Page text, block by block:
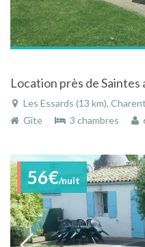
Les Essards (13 km), Charente-
Gîte
3 chambres
56€/nuit